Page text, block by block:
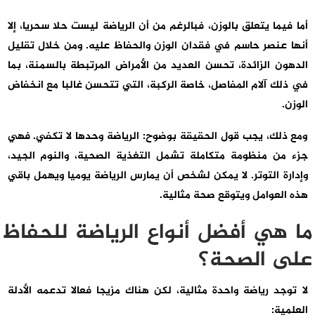
أما فيما يتعلق بالوزن، فبالرغم من أن الرياضة ليست حلا سحريا، إلا
أنها عنصر حاسم في فقدان الوزن والحفاظ عليه. ومن خلال تقليل
الدهون الزائدة، تحسن العديد من الأمراض المرتبطة بالسمنة، بما
في ذلك آلام المفاصل، خاصة الركبة، التي تتحسن غالبا مع انخفاض
الوزن.
ومع ذلك، يجب قول الحقيقة بوضوح: الرياضة وحدها لا تكفي. فهي
جزء من منظومة متكاملة تشمل التغذية الصحية، والنوم الجيد،
وإدارة التوتر. لا يمكن لشخص أن يمارس الرياضة يوميا ويهمل باقي
هذه العوامل ويتوقع صحة مثالية.
ما هي أفضل أنواع الرياضة للحفاظ
على الصحة؟
لا توجد رياضة واحدة مثالية، لكن هناك مزيجا فعالا تدعمه الأدلة
العلمية: